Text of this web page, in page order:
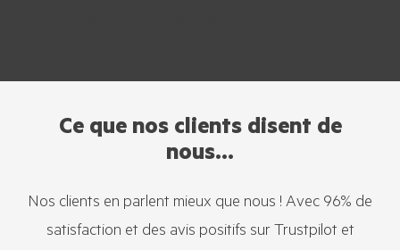
Ce que nos clients disent de
nous...
Nos clients en parlent mieux que nous ! Avec 96% de
satisfaction et des avis positifs sur Trustpilot et